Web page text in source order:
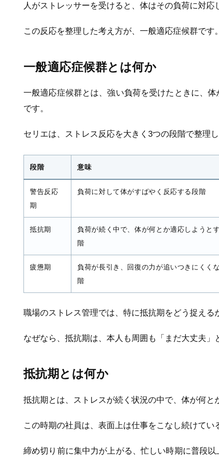
人がストレッサーを受けると、体はその負荷に対応
この反応を整理した考え方が、一般適応症候群です
一般適応症候群とは何か
一般適応症候群とは、強い負荷を受けたときに、
です。
セリエは、ストレス反応を大きく3つの段階で整理
段階 意味
警告反応
期
負荷に対して体がすばやく反応する段階
抵抗期
負荷が続く中で、体が何とか適応しようと
階
疲憊期
負荷が長引き、回復の力が追いつきにくく
階
職場のストレス管理では、特に抵抗期をどう捉える
なぜなら、抵抗期は、本人も周囲も「まだ大丈夫
抵抗期とは何か
抵抗期とは、ストレスが続く状況の中で、体が何
この時期の社員は、表面上は仕事をこなし続けて
締め切り前に集中力が上がる、忙しい時期に普段